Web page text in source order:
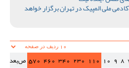
ملی المپیک در تهران برگزار خواهد
8
9
10
110
230
340
460
570 ص‌بعد